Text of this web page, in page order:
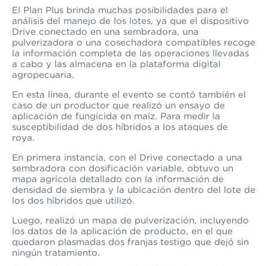
El Plan Plus brinda muchas posibilidades para el
análisis del manejo de los lotes, ya que el dispositivo
Drive conectado en una sembradora, una
pulverizadora o una cosechadora compatibles recoge
la información completa de las operaciones llevadas
a cabo y las almacena en la plataforma digital
agropecuaria.
En esta línea, durante el evento se contó también el
caso de un productor que realizó un ensayo de
aplicación de fungicida en maíz. Para medir la
susceptibilidad de dos híbridos a los ataques de
roya.
En primera instancia, con el Drive conectado a una
sembradora con dosificación variable, obtuvo un
mapa agrícola detallado con la información de
densidad de siembra y la ubicación dentro del lote de
los dos híbridos que utilizó.
Luego, realizó un mapa de pulverización, incluyendo
los datos de la aplicación de producto, en el que
quedaron plasmadas dos franjas testigo que dejó sin
ningún tratamiento.